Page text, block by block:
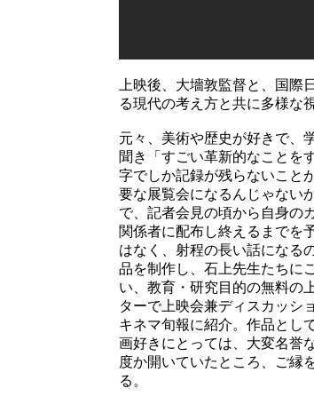
上映後、大墻敦監督と、国
る現代の考え方と共に多様な
元々、美術や歴史が好きで、
聞き「すごい革新的なことを
字でしか記録が残らないこと
要な展覧会になるんじゃない
で、記者会見の頃から自身の
関係者に配布し終えるまでを
はなく、射程の長い話になる
品を制作し、石上先生たちに
い、教育・研究目的の無料の
ターで上映会兼ディスカッシ
キネマ旬報に紹介。作品とし
画好きにとっては、大変名誉
度か開いていたところ、ご縁
る。